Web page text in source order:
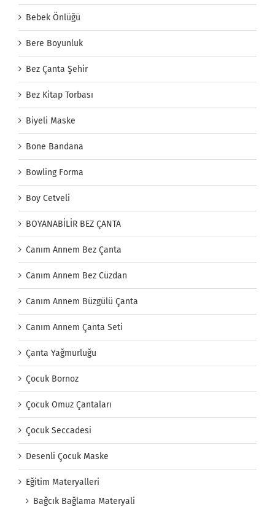
Bebek Önlüğü
Bere Boyunluk
Bez Çanta Şehir
Bez Kitap Torbası
Biyeli Maske
Bone Bandana
Bowling Forma
Boy Cetveli
BOYANABİLİR BEZ ÇANTA
Canım Annem Bez Çanta
Canım Annem Bez Cüzdan
Canım Annem Büzgülü Çanta
Canım Annem Çanta Seti
Çanta Yağmurluğu
Çocuk Bornoz
Çocuk Omuz Çantaları
Çocuk Seccadesi
Desenli Çocuk Maske
Eğitim Materyalleri
Bağcık Bağlama Materyali